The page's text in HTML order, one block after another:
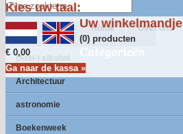
Kies uw taal:
Uw winkelmandje
(0) producten
€ 0,00
Ga naar de kassa »
Home Over ons
Categorieën
(Anti-) alkohol
Architectuur
astronomie
Boekenweek